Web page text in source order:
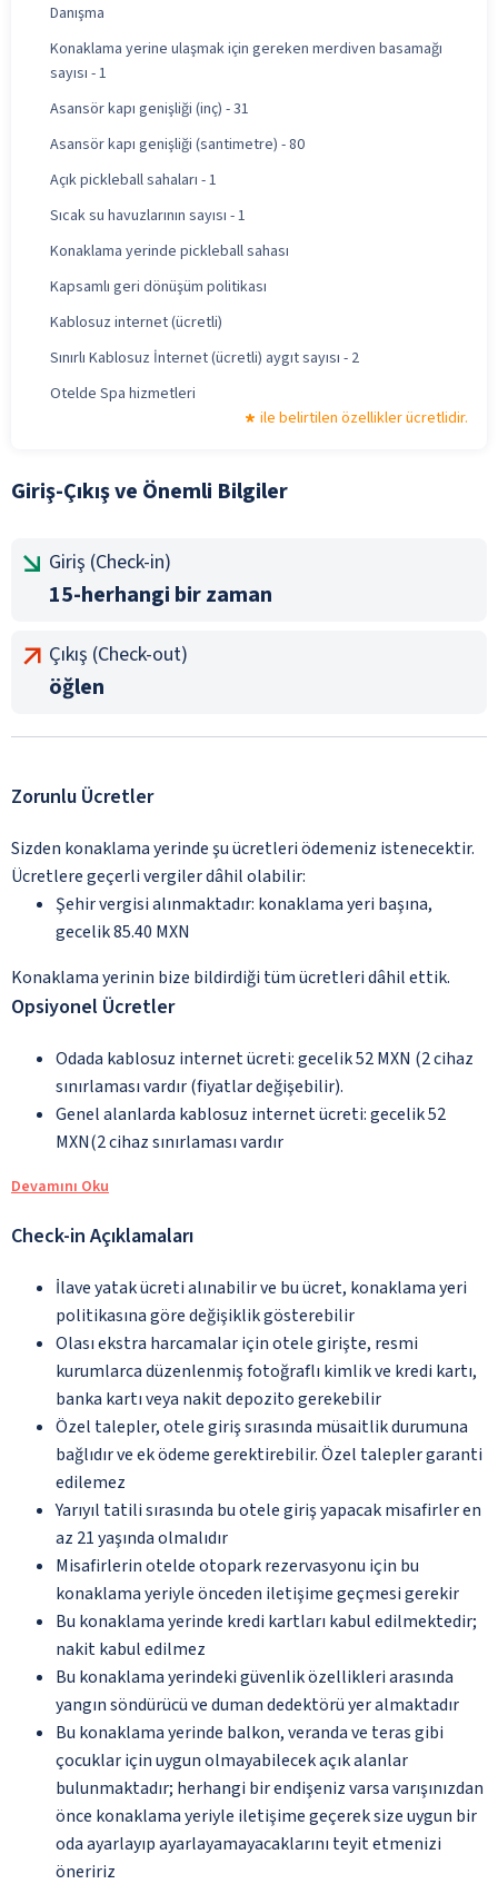
Danışma
Konaklama yerine ulaşmak için gereken merdiven basamağı
sayısı - 1
Asansör kapı genişliği (inç) - 31
Asansör kapı genişliği (santimetre) - 80
Açık pickleball sahaları - 1
Sıcak su havuzlarının sayısı - 1
Konaklama yerinde pickleball sahası
Kapsamlı geri dönüşüm politikası
Kablosuz internet (ücretli)
Sınırlı Kablosuz İnternet (ücretli) aygıt sayısı - 2
Otelde Spa hizmetleri
ile belirtilen özellikler ücretlidir.
Giriş-Çıkış ve Önemli Bilgiler
Giriş (Check-in)
15-herhangi bir zaman
Çıkış (Check-out)
öğlen
Zorunlu Ücretler
Sizden konaklama yerinde şu ücretleri ödemeniz istenecektir.
Ücretlere geçerli vergiler dâhil olabilir:
Şehir vergisi alınmaktadır: konaklama yeri başına,
gecelik 85.40 MXN
Konaklama yerinin bize bildirdiği tüm ücretleri dâhil ettik.
Opsiyonel Ücretler
Odada kablosuz internet ücreti: gecelik 52 MXN (2 cihaz
sınırlaması vardır (fiyatlar değişebilir).
Genel alanlarda kablosuz internet ücreti: gecelik 52
MXN(2 cihaz sınırlaması vardır
Devamını Oku
Check-in Açıklamaları
İlave yatak ücreti alınabilir ve bu ücret, konaklama yeri
politikasına göre değişiklik gösterebilir
Olası ekstra harcamalar için otele girişte, resmi
kurumlarca düzenlenmiş fotoğraflı kimlik ve kredi kartı,
banka kartı veya nakit depozito gerekebilir
Özel talepler, otele giriş sırasında müsaitlik durumuna
bağlıdır ve ek ödeme gerektirebilir. Özel talepler garanti
edilemez
Yarıyıl tatili sırasında bu otele giriş yapacak misafirler en
az 21 yaşında olmalıdır
Misafirlerin otelde otopark rezervasyonu için bu
konaklama yeriyle önceden iletişime geçmesi gerekir
Bu konaklama yerinde kredi kartları kabul edilmektedir;
nakit kabul edilmez
Bu konaklama yerindeki güvenlik özellikleri arasında
yangın söndürücü ve duman dedektörü yer almaktadır
Bu konaklama yerinde balkon, veranda ve teras gibi
çocuklar için uygun olmayabilecek açık alanlar
bulunmaktadır; herhangi bir endişeniz varsa varışınızdan
önce konaklama yeriyle iletişime geçerek size uygun bir
oda ayarlayıp ayarlayamayacaklarını teyit etmenizi
öneririz